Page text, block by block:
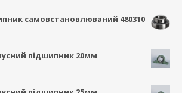
самовстановлюваний 480310
підшипник 20мм